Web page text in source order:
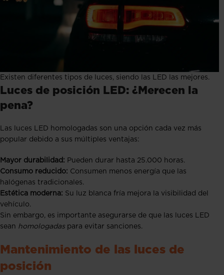
Existen diferentes tipos de luces, siendo las LED las mejores.
Luces de posición LED: ¿Merecen la
pena?
Las luces LED homologadas son una opción cada vez más
popular debido a sus múltiples ventajas:
Mayor durabilidad: Pueden durar hasta 25.000 horas.
Consumo reducido: Consumen menos energía que las
halógenas tradicionales.
Estética moderna: Su luz blanca fría mejora la visibilidad del
vehículo.
Sin embargo, es importante asegurarse de que las luces LED
sean homologadas para evitar sanciones.
Mantenimiento de las luces de
posición